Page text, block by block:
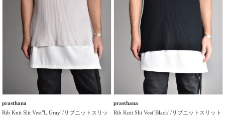
prasthana
Rib Knit Slit Vest"L.Gray"/リブニットスリッ
prasthana
Rib Knit Slit Vest"Black"/リブニットスリット